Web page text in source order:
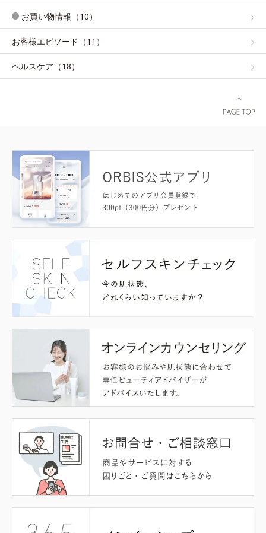
お買い物情報（10）
お客様エピソード（11）
ヘルスケア（18）